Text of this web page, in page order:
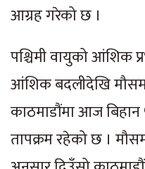
आग्रह गरेको छ ।
पश्चिमी वायुको आंशिक
आंशिक बदलीदेखि
काठमाडौंमा आज बिहान
तापक्रम रहेको छ ।